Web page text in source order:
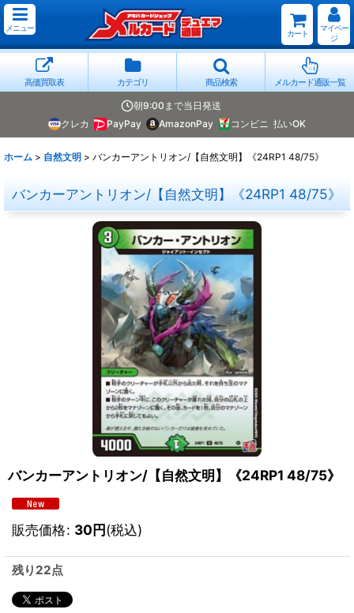
メニュー
カート
マイペー
ジ
高価買取表 カテゴリ 商品検索 メルカード通販一覧
朝9:00まで当日発送
クレカ
PayPay AmazonPay コンビニ 払いOK
ホーム > 自然文明 > バンカーアントリオン/【自然文明】《24RP1 48/75》
バンカーアントリオン/【自然文明】《24RP1 48/75》
バンカーアントリオン/【自然文明】《24RP1 48/75》
販売価格: 30円(税込)
残り22点